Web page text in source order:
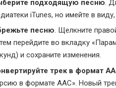
подходящую песню.
iTunes, но имейте в
песню. Щелкните
перейдите во вкладку
и сохраните изменения.
трек в формат
в формате AAC». Новый